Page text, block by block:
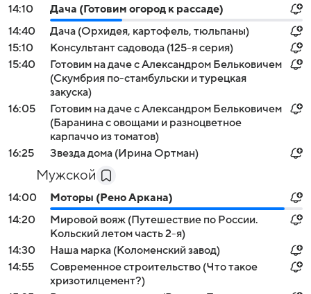
14:10
Дача (Готовим огород к рассаде)
14:40
Дача (Орхидея, картофель, тюльпаны)
15:10
Консультант садовода (125-я серия)
15:40
Готовим на даче с Александром Бельковичем
(Скумбрия по-стамбульски и турецкая
закуска)
16:05
Готовим на даче с Александром Бельковичем
(Баранина с овощами и разноцветное
карпаччо из томатов)
16:25
Звезда дома (Ирина Ортман)
Мужской
14:00
Моторы (Рено Аркана)
14:20
Мировой вояж (Путешествие по России.
Кольский летом часть 2-я)
14:30
Наша марка (Коломенский завод)
14:55
Современное строительство (Что такое
хризотилцемент?)